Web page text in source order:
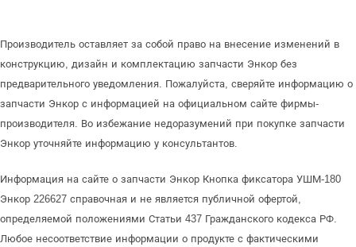
Производитель оставляет за собой право на внесение изменений в
конструкцию, дизайн и комплектацию запчасти Энкор без
предварительного уведомления. Пожалуйста, сверяйте информацию о
запчасти Энкор с информацией на официальном сайте фирмы-
производителя. Во избежание недоразумений при покупке запчасти
Энкор уточняйте информацию у консультантов.
Информация на сайте о запчасти Энкор Кнопка фиксатора УШМ-180
Энкор 226627 справочная и не является публичной офертой,
определяемой положениями Статьи 437 Гражданского кодекса РФ.
Любое несоответствие информации о продукте с фактическими